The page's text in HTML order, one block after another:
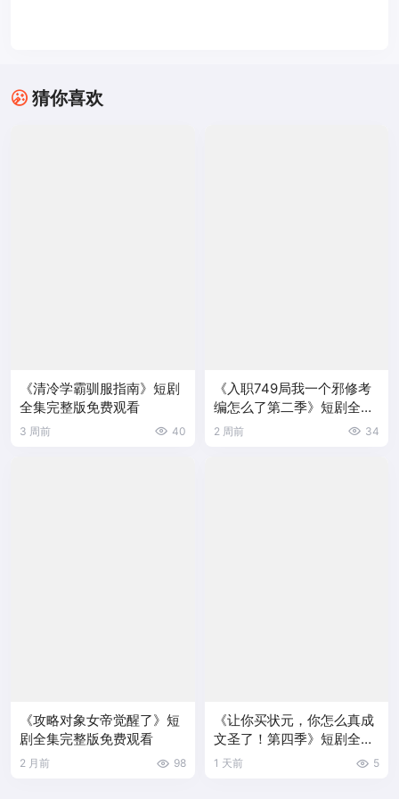
猜你喜欢
《清冷学霸驯服指南》短剧
全集完整版免费观看
3 周前 40
《入职749局我一个邪修考
编怎么了第二季》短剧全集
完整版免费观看
2 周前 34
《攻略对象女帝觉醒了》短
剧全集完整版免费观看
2 月前 98
《让你买状元，你怎么真成
文圣了！第四季》短剧全集
完整版免费观看
1 天前 5